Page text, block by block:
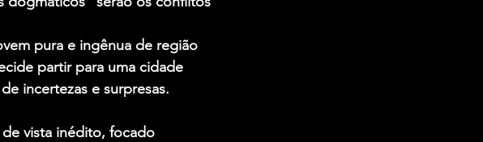
pura e ingênua de região
partir para uma cidade
incertezas e surpresas.
vista inédito, focado